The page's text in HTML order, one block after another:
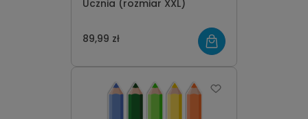
Ucznia (rozmiar XXL)
89,99 zł